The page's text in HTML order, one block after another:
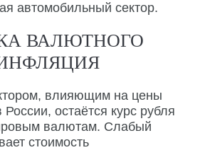
автомобильный сектор.
ВАЛЮТНОГО
влияющим на цены
остаётся курс рубля
валютам. Слабый
стоимость